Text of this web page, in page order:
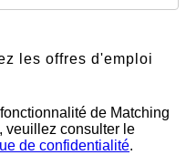
les offres d'emploi
de Matching
veuillez consulter le
de confidentialité.